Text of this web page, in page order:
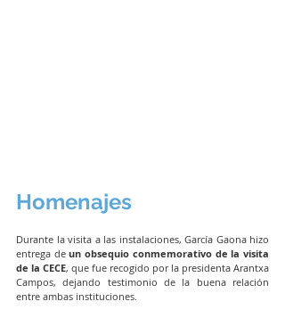
Homenajes
Durante la visita a las instalaciones, García Gaona hizo
entrega de un obsequio conmemorativo de la visita
de la CECE, que fue recogido por la presidenta Arantxa
Campos, dejando testimonio de la buena relación
entre ambas instituciones.